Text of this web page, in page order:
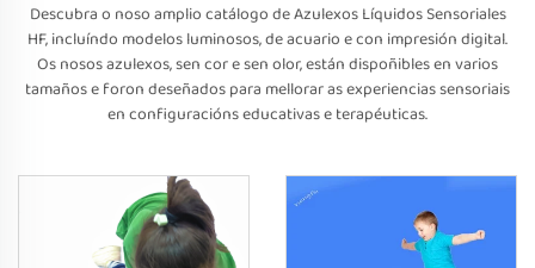
Descubra o noso amplio catálogo de Azulexos Líquidos Sensoriales
HF, incluíndo modelos luminosos, de acuario e con impresión digital.
Os nosos azulexos, sen cor e sen olor, están dispoñibles en varios
tamaños e foron deseñados para mellorar as experiencias sensoriais
en configuracións educativas e terapéuticas.